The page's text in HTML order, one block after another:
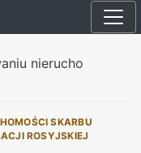
nierucho
SKARBU
ROSYJSKIEJ